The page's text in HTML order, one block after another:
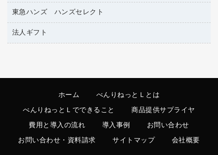
ファイルボックス
パイプ式ファイル
その他ファイル
クリヤーブック（差替式）
クリヤーブック（固定式）
クリップボード
カードケース
ボールペン（油性）
電話台
店舗運営用品
陳列什器
紙手提げ袋
東急ハンズ ハンズセレクト
東急ハンズ
法人ギフト
ホーム べんりねっとＬとは
べんりねっとＬでできること 商品提供サプライヤ
費用と導入の流れ 導入事例 お問い合わせ
お問い合わせ・資料請求 サイトマップ 会社概要